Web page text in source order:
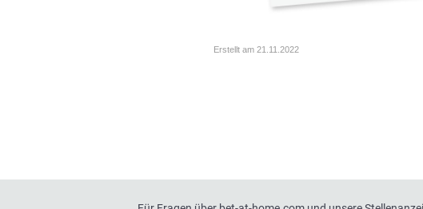
Erstellt am 21.11.2022